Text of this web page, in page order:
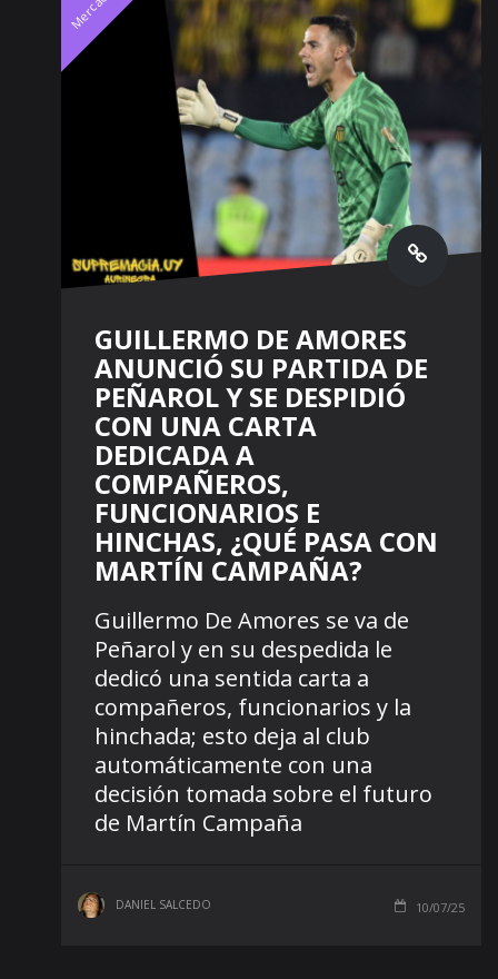
GUILLERMO DE AMORES
ANUNCIÓ SU PARTIDA DE
PEÑAROL Y SE DESPIDIÓ
CON UNA CARTA
DEDICADA A
COMPAÑEROS,
FUNCIONARIOS E
HINCHAS, ¿QUÉ PASA CON
MARTÍN CAMPAÑA?
Guillermo De Amores se va de
Peñarol y en su despedida le
dedicó una sentida carta a
compañeros, funcionarios y la
hinchada; esto deja al club
automáticamente con una
decisión tomada sobre el futuro
de Martín Campaña
DANIEL SALCEDO 10/07/25